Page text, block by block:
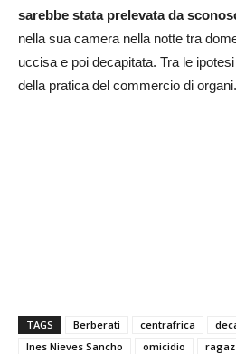
sarebbe stata prelevata da
nella sua camera nella notte tra
uccisa e poi decapitata. Tra le
della pratica del commercio di organi.
TAGS Berberati centrafrica
Ines Nieves Sancho
omicidio